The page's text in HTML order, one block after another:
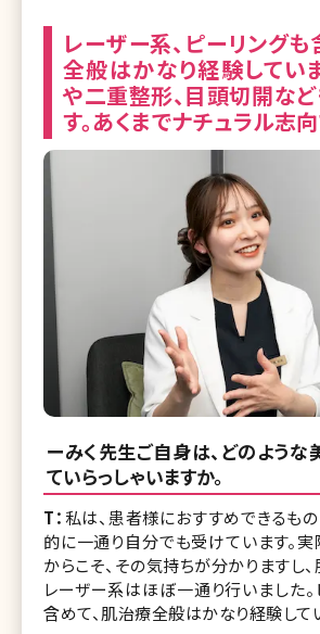
レーザー系、ピーリング
全般はかなり経験してい
や二重整形、目頭切開な
す。あくまでナチュラル志
ーみく先生ご自身は、どのよう
ていらっしゃいますか。
T：私は、患者様におすすめできるも
的に一通り自分でも受けています。
からこそ、その気持ちが分かりますし
レーザー系はほぼ一通り行いました
含めて、肌治療全般はかなり経験して